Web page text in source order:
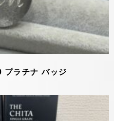
プラチナ バッジ